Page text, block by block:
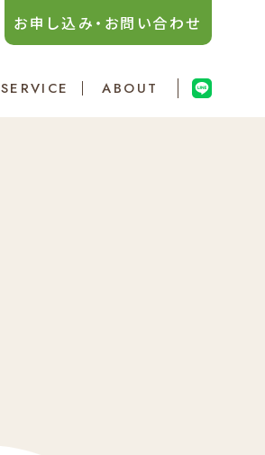
お申し込み・お問い合わせ
SERVICE ABOUT